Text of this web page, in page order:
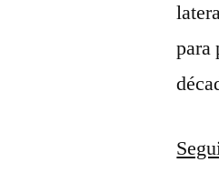
para